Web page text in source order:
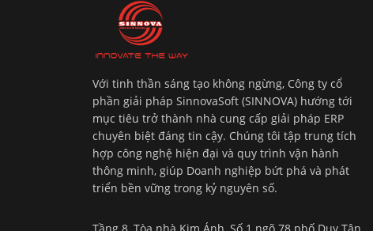
Với tinh thần sáng tạo không ngừng, Công ty cổ
phần giải pháp SinnovaSoft (SINNOVA) hướng tới
mục tiêu trở thành nhà cung cấp giải pháp ERP
chuyên biệt đáng tin cậy. Chúng tôi tập trung tích
hợp công nghệ hiện đại và quy trình vận hành
thông minh, giúp Doanh nghiệp bứt phá và phát
triển bền vững trong kỷ nguyên số.